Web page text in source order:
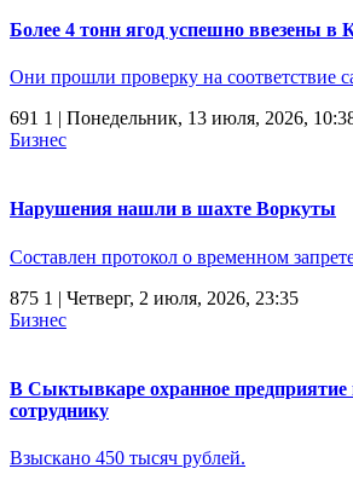
Более 4 тонн ягод успешно ввезены в
Они прошли проверку на соответствие
691 1 | Понедельник, 13 июля, 2026,
Бизнес
Нарушения нашли в шахте Воркуты
Составлен протокол о временном
875 1 | Четверг, 2 июля, 2026, 23:35
Бизнес
В Сыктывкаре охранное предприятие
сотруднику
Взыскано 450 тысяч рублей.